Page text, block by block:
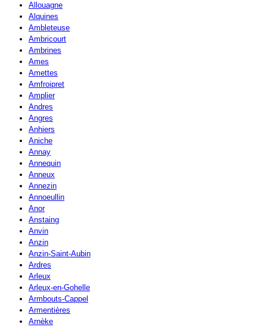
Allouagne
Alquines
Ambleteuse
Ambricourt
Ambrines
Ames
Amettes
Amfroipret
Amplier
Andres
Angres
Anhiers
Aniche
Annay
Annequin
Anneux
Annezin
Annoeullin
Anor
Anstaing
Anvin
Anzin
Anzin-Saint-Aubin
Ardres
Arleux
Arleux-en-Gohelle
Armbouts-Cappel
Armentières
Arnèke